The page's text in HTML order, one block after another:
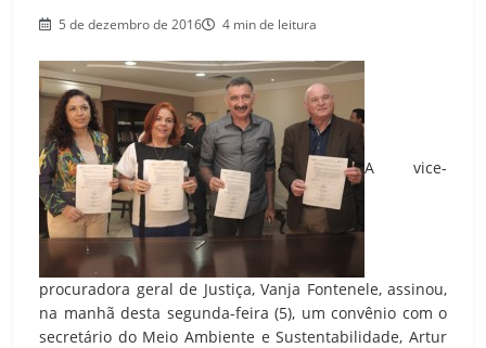
5 de dezembro de 2016 4 min de leitura
A vice-
procuradora geral de Justiça, Vanja Fontenele, assinou,
na manhã desta segunda-feira (5), um convênio com o
secretário do Meio Ambiente e Sustentabilidade, Artur